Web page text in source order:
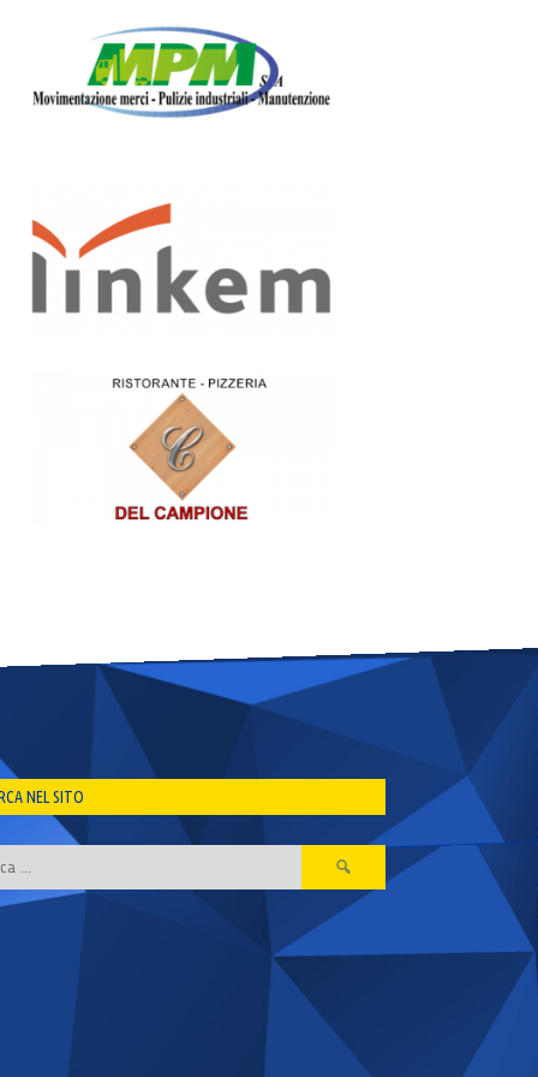
NEL SITO
Ricerca
per: